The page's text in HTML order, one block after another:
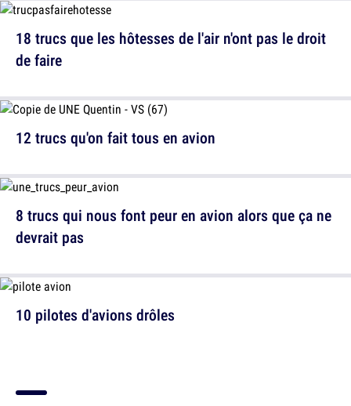
12 trucs qu'on fait tous en avion
10 pilotes d'avions drôles
18 trucs que les hôtesses de l'air n'ont pas le droit
de faire
8 trucs qui nous font peur en avion alors que ça ne
devrait pas